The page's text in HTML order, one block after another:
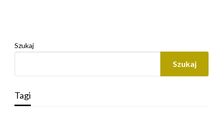
Szukaj
Szukaj
Tagi